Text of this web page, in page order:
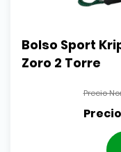
Bolso Sport
Zoro 2 Torre